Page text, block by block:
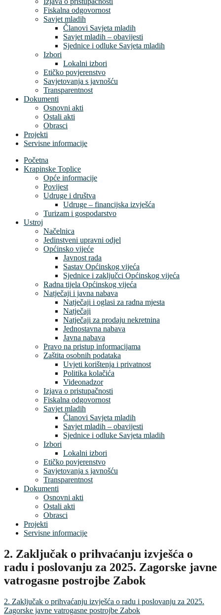
Fiskalna odgovornost
Savjet mladih
Članovi Savjeta mladih
Savjet mladih – obavijesti
Sjednice i odluke Savjeta mladih
Izbori
Lokalni izbori
Etičko povjerenstvo
Savjetovanja s javnošću
Transparentnost
Dokumenti
Osnovni akti
Ostali akti
Obrasci
Projekti
Servisne informacije
Početna
Krapinske Toplice
Opće informacije
Povijest
Udruge i društva
Udruge – financijska izvješća
Turizam i gospodarstvo
Ustroj
Načelnica
Jedinstveni upravni odjel
Općinsko vijeće
Javnost rada
Sastav Općinskog vijeća
Sjednice i zaključci Općinskog vijeća
Radna tijela Općinskog vijeća
Natječaji i javna nabava
Natječaji i oglasi za radna mjesta
Natječaji
Natječaji za prodaju nekretnina
Jednostavna nabava
Javna nabava
Pravo na pristup informacijama
Zaštita osobnih podataka
Uvjeti korištenja i privatnost
Politika kolačića
Videonadzor
Izjava o pristupačnosti
Fiskalna odgovornost
Savjet mladih
Članovi Savjeta mladih
Savjet mladih – obavijesti
Sjednice i odluke Savjeta mladih
Izbori
Lokalni izbori
Etičko povjerenstvo
Savjetovanja s javnošću
Transparentnost
Dokumenti
Osnovni akti
Ostali akti
Obrasci
Projekti
Servisne informacije
2. Zaključak o prihvaćanju izvješća o
radu i poslovanju za 2025. Zagorske javne
vatrogasne postrojbe Zabok
2. Zaključak o prihvaćanju izvješća o radu i poslovanju za 2025.
Zagorske javne vatrogasne postrojbe Zabok